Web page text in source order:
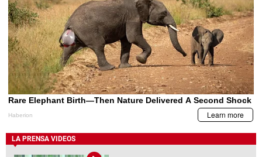
LA PRENSA VIDEOS